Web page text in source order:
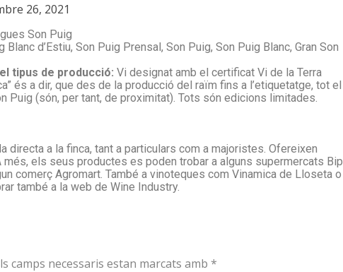
26, 2021
Son Puig
Blanc d’Estiu, Son Puig Prensal, Son Puig, Son Puig Blanc, Gran Son
tipus de producció: Vi designat amb el certificat Vi de la Terra
és a dir, que des de la producció del raïm fins a l’etiquetatge, tot el
Puig (són, per tant, de proximitat). Tots són edicions limitades.
directa a la finca, tant a particulars com a majoristes. Ofereixen
els seus productes es poden trobar a alguns supermercats Bip
comerç Agromart. També a vinoteques com Vinamica de Lloseta o
també a la web de Wine Industry.
camps necessaris estan marcats amb *